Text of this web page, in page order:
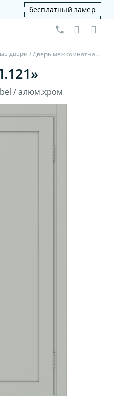
бесплатный замер
двери / Дверь межкомнатная Турин 528AПП.121 - агат серый, черное lacobel, алюм.хром
/ алюм.хром